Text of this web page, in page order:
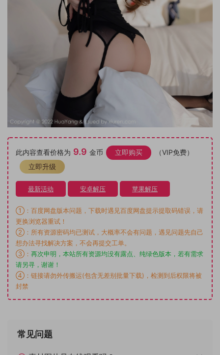
此内容查看价格为 9.9 金币 立即购买
（VIP免费）
立即升级
最新活动 安卓解压 苹果解压
①：百度网盘版本问题，下载时遇见百度网盘提示提取码错误，请
更换浏览器重试！
②：所有资源密码均已测试，大概率不会有问题，遇见问题先自己
想办法寻找解决方案，不会再提交工单。
③： 再次申明，本站所有资源均没有露点、纯绿色版本，若有需求
请另寻，谢谢！
④：链接请勿外传搬运(包含无差别批量下载)，检测到后权限将被
封禁
常见问题